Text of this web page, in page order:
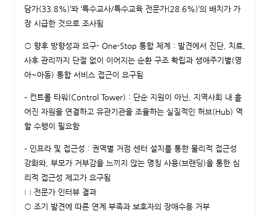
담가(33.8%)’와 ‘특수교사/특수교육 전문가(28.6%)’의 배치가 가
장 시급한 것으로 조사됨
○ 향후 방향성과 요구- One-Stop 통합 체계 : 발견에서 진단, 치료,
사후 관리까지 단절 없이 이어지는 순환 구조 확립과 생애주기별(영
아~아동) 통합 서비스 접근이 요구됨
– 컨트롤 타워(Control Tower) : 단순 지원이 아닌, 지역사회 내 흩
어진 자원을 연결하고 유관기관을 조율하는 실질적인 허브(Hub) 역
할 수행이 필요함
– 인프라 및 접근성 : 권역별 거점 센터 설치를 통한 물리적 접근성
강화와, 부모가 거부감을 느끼지 않는 명칭 사용(브랜딩)을 통한 심
리적 접근성 제고가 요구됨
□ 전문가 인터뷰 결과
○ 조기 발견에 따른 연계 부족과 보호자의 장애수용 거부